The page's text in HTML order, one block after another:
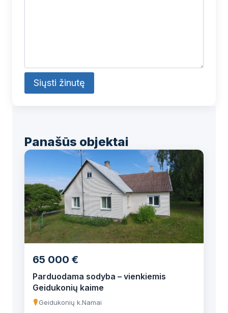
Panašūs objektai
65 000 €
Parduodama sodyba – vienkiemis
Geidukonių kaime
Geidukonių k.Namai